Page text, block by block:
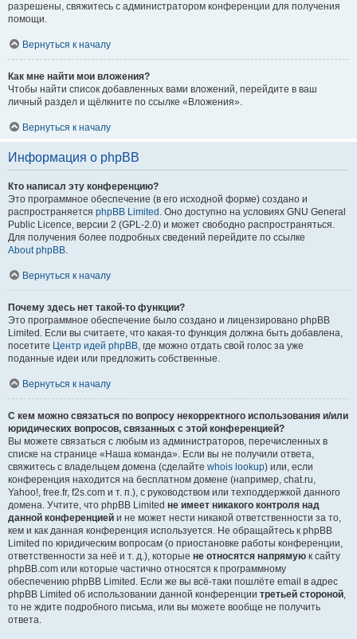
разрешены, свяжитесь с администратором конференции для получения
помощи.
Вернуться к началу
Как мне найти мои вложения?
Чтобы найти список добавленных вами вложений, перейдите в ваш
личный раздел и щёлкните по ссылке «Вложения».
Вернуться к началу
Информация о phpBB
Кто написал эту конференцию?
Это программное обеспечение (в его исходной форме) создано и
распространяется phpBB Limited . Оно доступно на условиях GNU General
Public Licence, версии 2 (GPL-2.0) и может свободно распространяться.
Для получения более подробных сведений перейдите по ссылке
About phpBB.
Вернуться к началу
Почему здесь нет такой-то функции?
Это программное обеспечение было создано и лицензировано phpBB
Limited. Если вы считаете, что какая-то функция должна быть добавлена,
посетите Центр идей phpBB, где можно отдать свой голос за уже
поданные идеи или предложить собственные.
Вернуться к началу
С кем можно связаться по вопросу некорректного использования и/или
юридических вопросов, связанных с этой конференцией?
Вы можете связаться с любым из администраторов, перечисленных в
списке на странице «Наша команда». Если вы не получили ответа,
свяжитесь с владельцем домена (сделайте whois lookup) или, если
конференция находится на бесплатном домене (например, chat.ru,
Yahoo!, free.fr, f2s.com и т. п.), с руководством или техподдержкой данного
домена. Учтите, что phpBB Limited не имеет никакого контроля над
данной конференцией и не может нести никакой ответственности за то,
кем и как данная конференция используется. Не обращайтесь к phpBB
Limited по юридическим вопросам (о приостановке работы конференции,
ответственности за неё и т. д.), которые не относятся напрямую к сайту
phpBB.com или которые частично относятся к программному
обеспечению phpBB Limited. Если же вы всё-таки пошлёте email в адрес
phpBB Limited об использовании данной конференции третьей стороной,
то не ждите подробного письма, или вы можете вообще не получить
ответа.